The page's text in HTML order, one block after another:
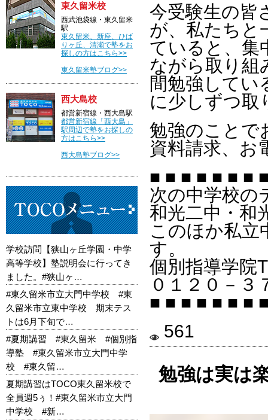
今受験生の皆
が、私たちと
ていると、集
ながら取り組
間勉強してい
に少しずつ取
勉強のことで
資料請求、お
■ ■ ■ ■ ■ ■ ■
次の中学校の
和光二中・和
このほか私立
す。
個別指導学院
０１２０－３
■ ■ ■ ■ ■ ■ ■
561
勉強は実は
東久留米校
西武池袋線・東久留米
駅
東久留米、新座、ひば
りヶ丘、清瀬で塾をお
探しの方はこちら>>
東久留米塾ブログ>>
西大島校
都営新宿線・西大島駅
都営新宿線「西大島」
駅周辺で塾をお探しの
方はこちら>>
西大島塾ブログ>>
学校訪問【狭山ヶ丘学園・中学
高等学校】塾説明会に行ってき
ました。#狭山ヶ…
#東久留米市立大門中学校 #東
久留米市立東中学校 期末テス
トは6月下旬で…
#夏期講習 #東久留米 #個別指
導塾 #東久留米市立大門中学
校 #東久留…
夏期講習はTOCO東久留米校で
全員週5ぅ！#東久留米市立大門
中学校 #新…